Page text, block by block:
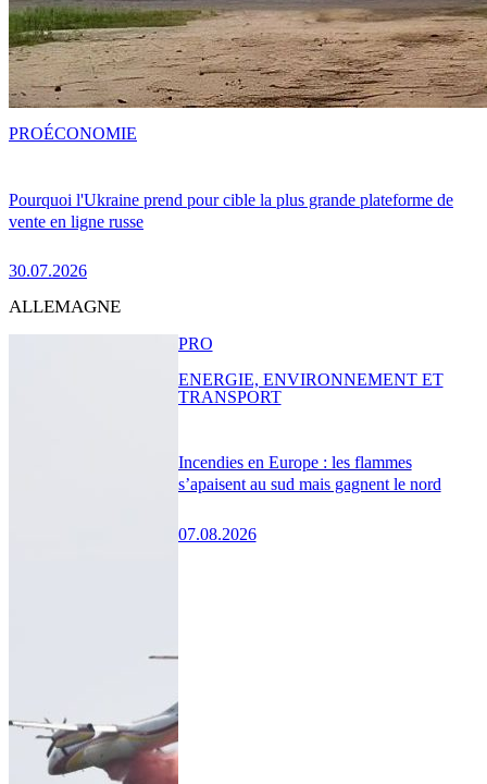
Pourquoi l'Ukraine prend pour cible la plus grande plateforme de
vente en ligne russe
30.07.2026
PROÉCONOMIE
ALLEMAGNE
Incendies en Europe : les flammes
s’apaisent au sud mais gagnent le nord
07.08.2026
PRO
ENERGIE, ENVIRONNEMENT ET
TRANSPORT